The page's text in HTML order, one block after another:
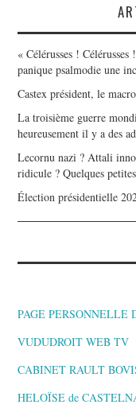
« Célérusses !
panique psalmodie une
Castex président, le
La troisième guerre
heureusement il y a des
Lecornu nazi ? Attali
ridicule ? Quelques
Élection présidentielle
PAGE PERSONNELLE
VUDUDROIT WEB TV
CABINET RAULT
HELOÏSE de